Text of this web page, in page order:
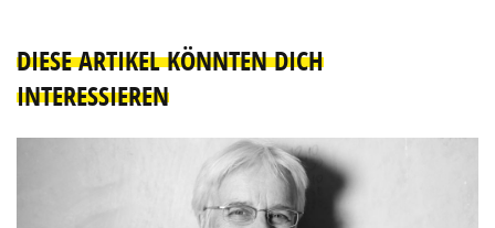
DIESE ARTIKEL KÖNNTEN DICH
INTERESSIEREN